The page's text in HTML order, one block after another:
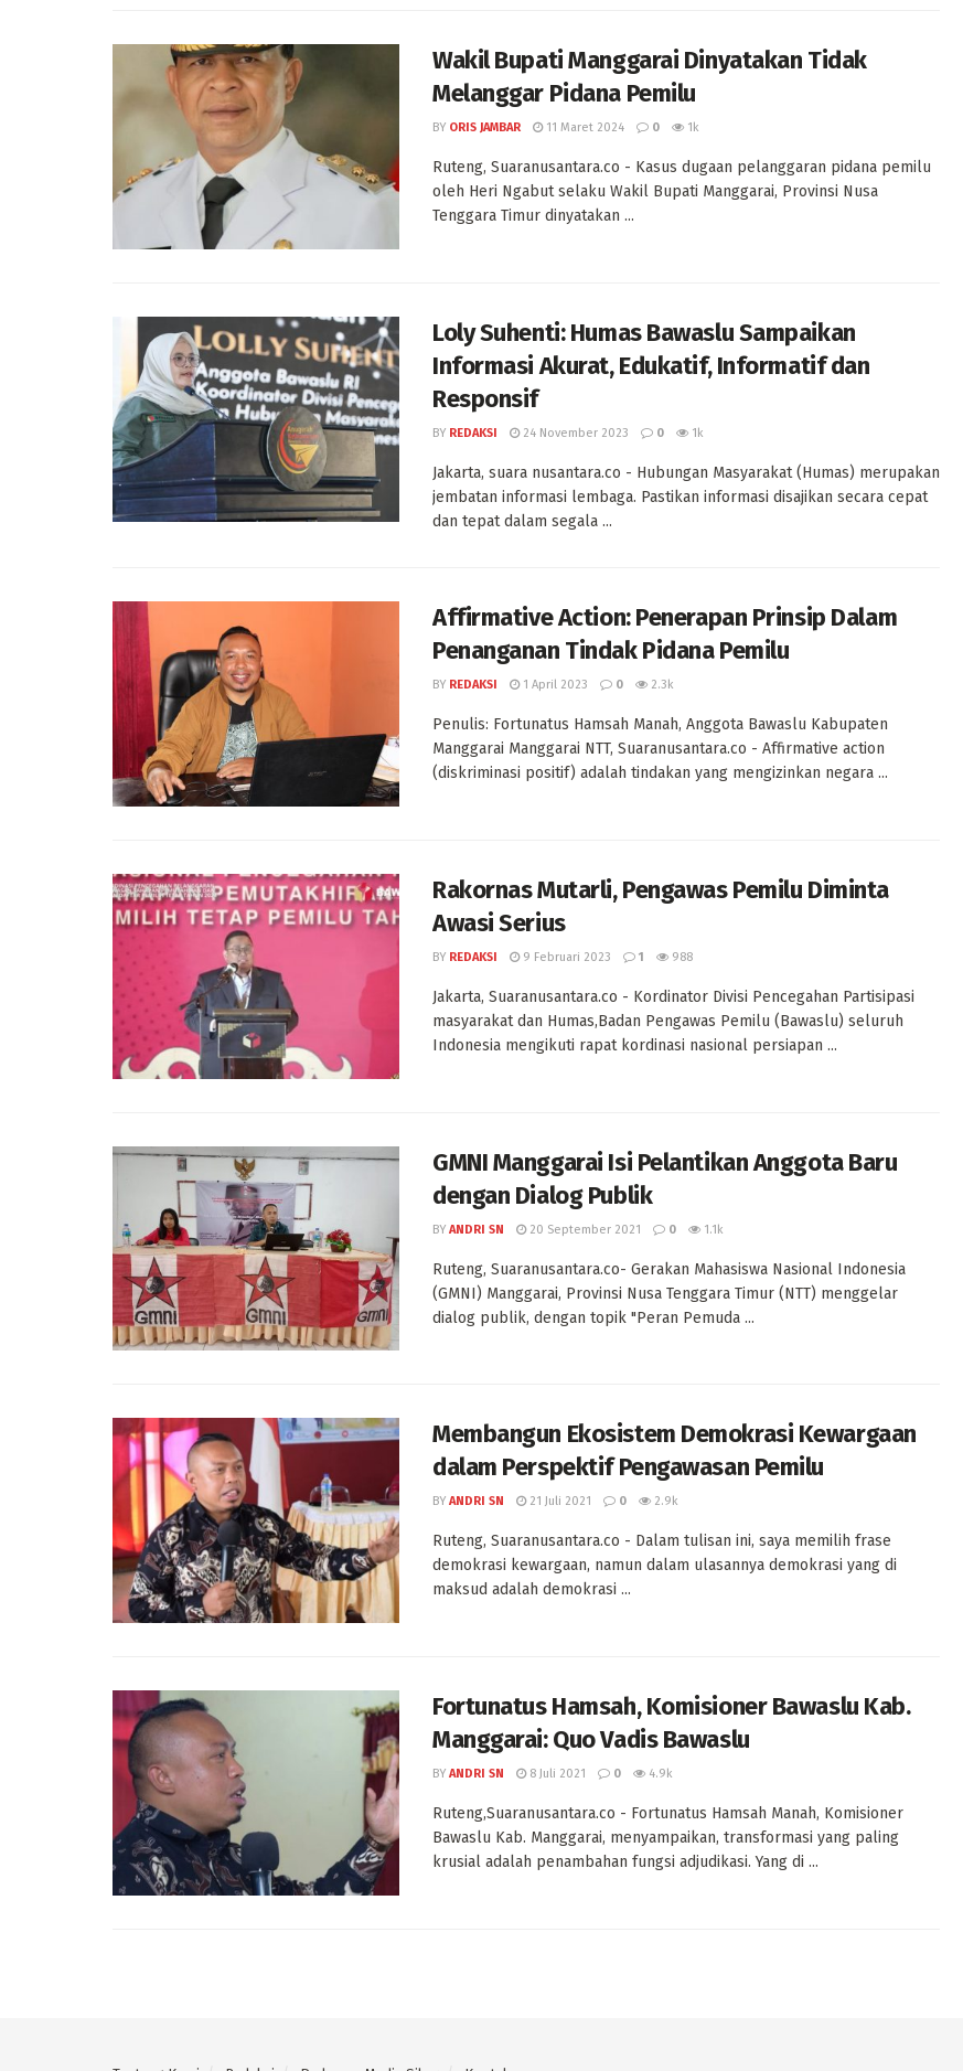
Wakil Bupati Manggarai Dinyatakan Tidak
Melanggar Pidana Pemilu
BY ORIS JAMBAR 11 Maret 2024 0 1k
Ruteng, Suaranusantara.co - Kasus dugaan pelanggaran pidana pemilu
oleh Heri Ngabut selaku Wakil Bupati Manggarai, Provinsi Nusa
Tenggara Timur dinyatakan ...
Loly Suhenti: Humas Bawaslu Sampaikan
Informasi Akurat, Edukatif, Informatif dan
Responsif
BY REDAKSI 24 November 2023 0 1k
Jakarta, suara nusantara.co - Hubungan Masyarakat (Humas) merupakan
jembatan informasi lembaga. Pastikan informasi disajikan secara cepat
dan tepat dalam segala ...
Affirmative Action: Penerapan Prinsip Dalam
Penanganan Tindak Pidana Pemilu
BY REDAKSI 1 April 2023 0 2.3k
Penulis: Fortunatus Hamsah Manah, Anggota Bawaslu Kabupaten
Manggarai Manggarai NTT, Suaranusantara.co - Affirmative action
(diskriminasi positif) adalah tindakan yang mengizinkan negara ...
Rakornas Mutarli, Pengawas Pemilu Diminta
Awasi Serius
BY REDAKSI 9 Februari 2023 1 988
Jakarta, Suaranusantara.co - Kordinator Divisi Pencegahan Partisipasi
masyarakat dan Humas,Badan Pengawas Pemilu (Bawaslu) seluruh
Indonesia mengikuti rapat kordinasi nasional persiapan ...
GMNI Manggarai Isi Pelantikan Anggota Baru
dengan Dialog Publik
BY ANDRI SN 20 September 2021 0 1.1k
Ruteng, Suaranusantara.co- Gerakan Mahasiswa Nasional Indonesia
(GMNI) Manggarai, Provinsi Nusa Tenggara Timur (NTT) menggelar
dialog publik, dengan topik "Peran Pemuda ...
Membangun Ekosistem Demokrasi Kewargaan
dalam Perspektif Pengawasan Pemilu
BY ANDRI SN 21 Juli 2021 0 2.9k
Ruteng, Suaranusantara.co - Dalam tulisan ini, saya memilih frase
demokrasi kewargaan, namun dalam ulasannya demokrasi yang di
maksud adalah demokrasi ...
Fortunatus Hamsah, Komisioner Bawaslu Kab.
Manggarai: Quo Vadis Bawaslu
BY ANDRI SN 8 Juli 2021 0 4.9k
Ruteng,Suaranusantara.co - Fortunatus Hamsah Manah, Komisioner
Bawaslu Kab. Manggarai, menyampaikan, transformasi yang paling
krusial adalah penambahan fungsi adjudikasi. Yang di ...